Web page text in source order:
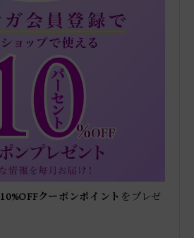
10%OFFクーポンポイント をプレゼ